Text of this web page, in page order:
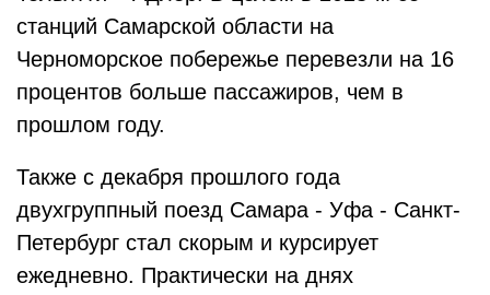
станций Самарской области на
Черноморское побережье перевезли на 16
процентов больше пассажиров, чем в
прошлом году.
Также с декабря прошлого года
двухгруппный поезд Самара - Уфа - Санкт-
Петербург стал скорым и курсирует
ежедневно. Практически на днях